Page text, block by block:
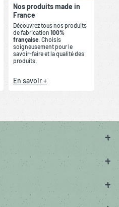
Nos produits made in
France
Découvrez tous nos produits
de fabrication 100%
française . Choisis
soigneusement pour le
savoir-faire et la qualité des
produits.
En savoir +